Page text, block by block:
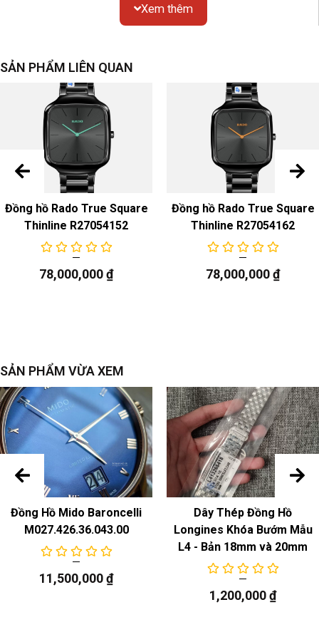
: tròn, mạ vàng PVD
Chống nước: 50 mét
Kích thước: đường kính 27mm, dày 7,9mm
quay số
Màu sắc & Chất liệu
: Xà cừ trắng đính kim cương, xà
cừ
dây đeo đồng hồ
Màu sắc & Chất liệu: Thép không gỉ màu vàng Dây đeo
đồng hồ mạ vàng PVD
: thép không gỉ Khóa gấp mạ vàng PVD
Xem thêm
SẢN PHẨM LIÊN QUAN
Đồng hồ Rado True Square
Thinline R27054152
78,000,000₫
Đồng hồ Rado True Square
Thinline R27054162
78,000,000₫
SẢN PHẨM VỪA XEM
Đồng Hồ Mido Baroncelli
M027.426.36.043.00
11,500,000₫
Dây Thép Đồng Hồ
Longines Khóa Bướm Mẫu
L4 - Bản 18mm và 20mm
1,200,000₫